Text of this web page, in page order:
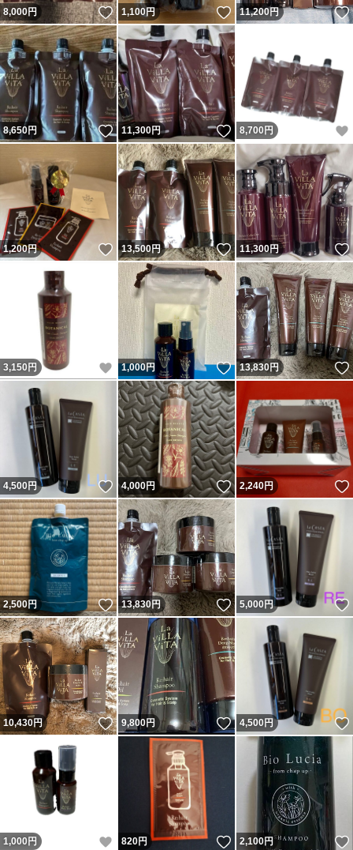
8,000円 いいね！
1,100円 いいね！
11,200円
8,650円 いいね！
11,300円 いいね！
8,700 円
1,200円 いいね！
13,500円 いいね！
11,300円
3,150 円 いいね！
1,000円 いいね！
13,830円
4,500円 いいね！
4,000円 いいね！
2,240円
2,500円 いいね！
13,830円 いいね！
5,000円
10,430円 いいね！
9,800円 いいね！
4,500円
1,000 円 いいね！
820円 いいね！
2,100円